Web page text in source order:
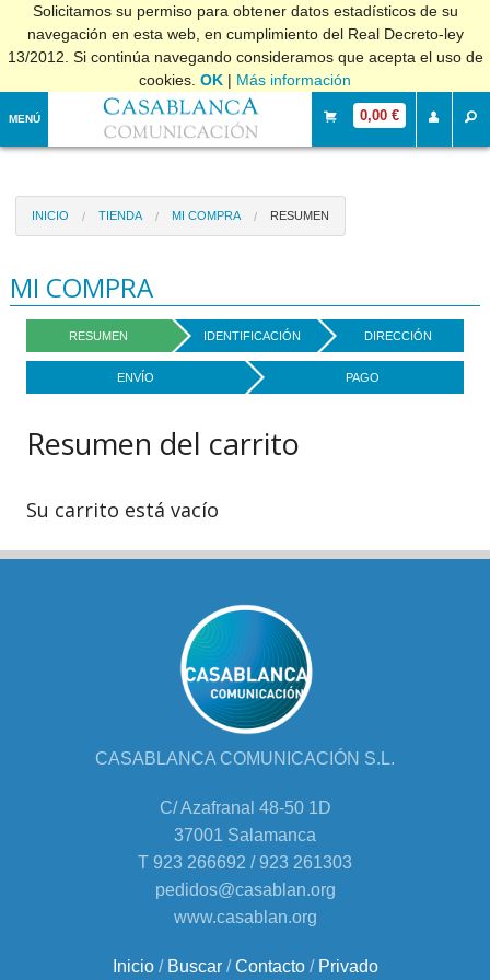
Solicitamos su permiso para obtener datos estadísticos de su
navegación en esta web, en cumplimiento del Real Decreto-ley
13/2012. Si continúa navegando consideramos que acepta el uso de
cookies. OK | Más información
MENÚ 0,00 €
INICIO TIENDA MI COMPRA RESUMEN
MI COMPRA
RESUMEN IDENTIFICACIÓN DIRECCIÓN
ENVÍO PAGO
Resumen del carrito
Su carrito está vacío
CASABLANCA COMUNICACIÓN S.L.
C/ Azafranal 48-50 1D
37001 Salamanca
T 923 266692 / 923 261303
pedidos@casablan.org
www.casablan.org
Inicio/ Buscar/Contacto/ Privado